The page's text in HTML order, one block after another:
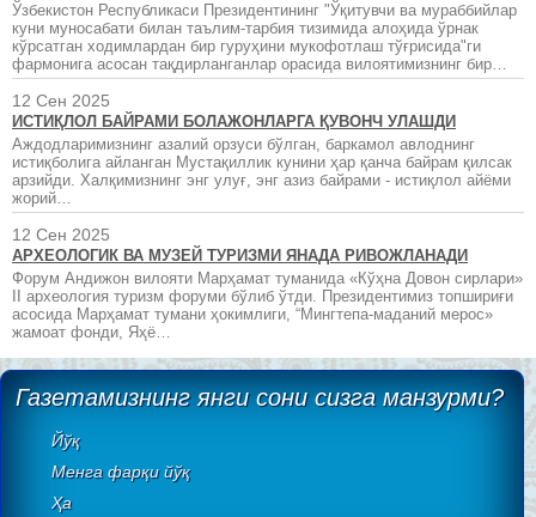
Ўзбекистон Республикаси Президентининг "Ўқитувчи ва мураббийлар
куни муносабати билан таълим-тарбия тизимида алоҳида ўрнак
кўрсатган ходимлардан бир гуруҳини мукофотлаш тўғрисида"ги
фармонига асосан тақдирланганлар орасида вилоятимизнинг бир…
12 Сен 2025
ИСТИҚЛОЛ БАЙРАМИ БОЛАЖОНЛАРГА ҚУВОНЧ УЛАШДИ
Аждодларимизнинг азалий орзуси бўлган, баркамол авлоднинг
истиқболига айланган Мустақиллик кунини ҳар қанча байрам қилсак
арзийди. Халқимизнинг энг улуғ, энг азиз байрами - истиқлол айёми
жорий…
12 Сен 2025
АРХЕОЛОГИК ВА МУЗЕЙ ТУРИЗМИ ЯНАДА РИВОЖЛАНАДИ
Форум Андижон вилояти Марҳамат туманида «Кўҳна Довон сирлари»
II археология туризм форуми бўлиб ўтди. Президентимиз топшириғи
асосида Марҳамат тумани ҳокимлиги, “Мингтепа-маданий мерос»
жамоат фонди, Яҳё…
Газетамизнинг янги сони сизга манзурми?
Йўқ
Менга фарқи йўқ
Ҳа